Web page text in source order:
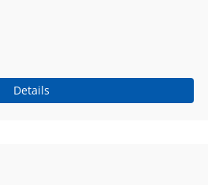
Details